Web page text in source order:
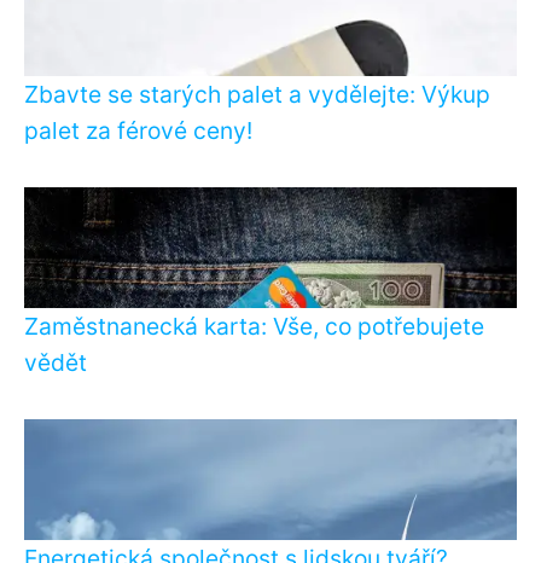
Zbavte se starých palet a vydělejte: Výkup
palet za férové ceny!
Zaměstnanecká karta: Vše, co potřebujete
vědět